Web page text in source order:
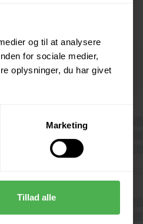
og til at analysere
for sociale medier,
oplysninger, du har givet
Marketing
Tillad alle